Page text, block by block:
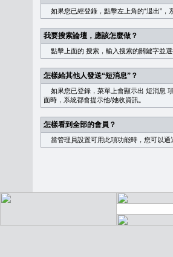
如果您已經登錄，點擊左上角的“退出”，
我要搜索論壇，應該怎麼做？
點擊上面的 搜索 ，輸入搜索的關鍵字並
怎樣給其他人發送“短消息”？
如果您已登錄，菜單上會顯示出 短消息
面時，系統都會提示他/她收資訊。
怎樣看到全部的會員？
當管理員設置可用此項功能時，您可以通